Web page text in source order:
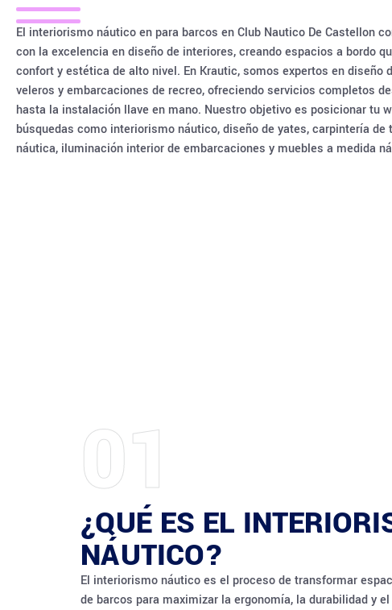
El interiorismo náutico en para barcos en Club Nautico De Castellon
con la excelencia en diseño de interiores, creando espacios a bordo
confort y estética de alto nivel. En Krautic, somos expertos en diseño
veleros y embarcaciones de recreo, ofreciendo servicios completos
hasta la instalación llave en mano. Nuestro objetivo es posicionar tu
búsquedas como interiorismo náutico, diseño de yates, carpintería de
náutica, iluminación interior de embarcaciones y muebles a medida
01
¿QUÉ ES EL
NÁUTICO?
El interiorismo náutico es el proceso de transformar
de barcos para maximizar la ergonomía, la durabilidad y